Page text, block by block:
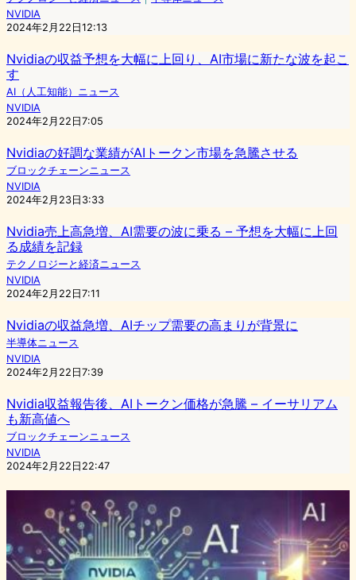
NVIDIA
2024年2月22日12:13
Nvidiaの収益予想を大幅に上回り、AI市場に新たな波を起こ
す
AI（人工知能）ニュース
NVIDIA
2024年2月22日7:05
Nvidiaの好調な業績がAIトークン市場を急騰させる
ブロックチェーンニュース
NVIDIA
2024年2月23日3:33
Nvidia売上高急増、AI需要の波に乗る – 予想を大幅に上回
る成績を記録
テクノロジーと経済ニュース
NVIDIA
2024年2月22日7:11
Nvidiaの収益急増、AIチップ需要の高まりが背景に
半導体ニュース
NVIDIA
2024年2月22日7:39
Nvidia収益報告後、AIトークン価格が急騰 – イーサリアム
も新高値へ
ブロックチェーンニュース
NVIDIA
2024年2月22日22:47